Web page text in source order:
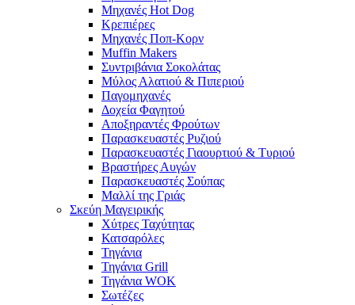
Μηχανές Hot Dog
Κρεπιέρες
Μηχανές Ποπ-Κορν
Muffin Makers
Συντριβάνια Σοκολάτας
Μύλος Αλατιού & Πιπεριού
Παγομηχανές
Δοχεία Φαγητού
Αποξηραντές Φρούτων
Παρασκευαστές Ρυζιού
Παρασκευαστές Γιαουρτιού & Τυριού
Βραστήρες Αυγών
Παρασκευαστές Σούπας
Μαλλί της Γριάς
Σκεύη Μαγειρικής
Χύτρες Ταχύτητας
Κατσαρόλες
Τηγάνια
Τηγάνια Grill
Τηγάνια WOK
Σωτέζες